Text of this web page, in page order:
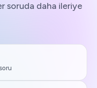
soruda daha ileriye